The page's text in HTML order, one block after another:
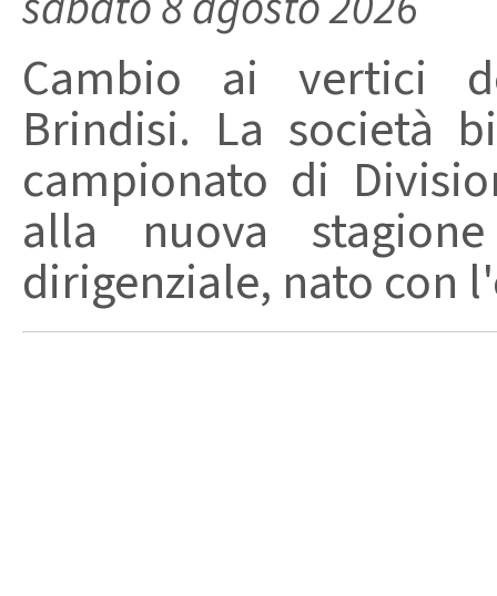
Cambio ai vertici
Brindisi. La società
campionato di
alla nuova
dirigenziale, nato con